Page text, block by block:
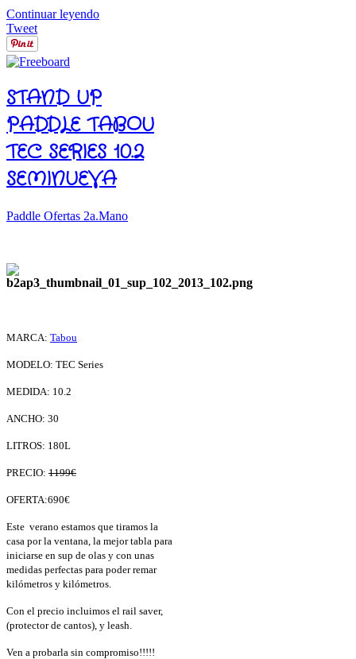
Continuar leyendo
Tweet
STAND UP
PADDLE TABOU
TEC SERIES 10.2
SEMINUEVA
Paddle Ofertas 2a.Mano
MARCA: Tabou
MODELO: TEC Series
MEDIDA: 10.2
ANCHO: 30
LITROS: 180L
PRECIO: 1199€
OFERTA:690€
Este verano estamos que tiramos la
casa por la ventana, la mejor tabla para
iniciarse en sup de olas y con unas
medidas perfectas para poder remar
kilómetros y kilómetros.
Con el precio incluimos el rail saver,
(protector de cantos), y leash.
Ven a probarla sin compromiso!!!!!